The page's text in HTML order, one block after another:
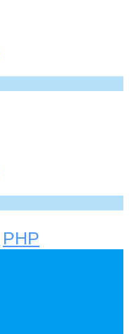
PHP